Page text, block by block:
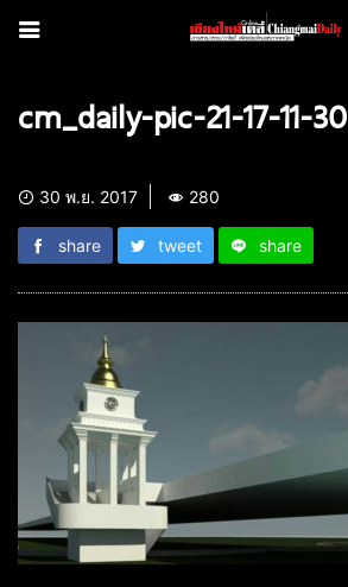
cm_daily-pic-21-17-11-30
30 พ.ย. 2017 280
share tweet share